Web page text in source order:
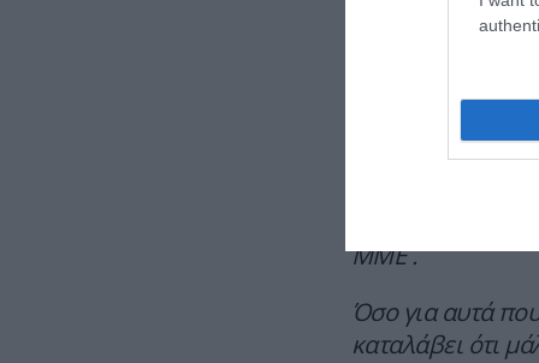
υπάρχουν τα
έδιωξε
Ντροπή είναι να
ώρα στο μυαλό
αν δεν
ΜΜΕ .
Όσο για αυτά που
καταλάβει ότι